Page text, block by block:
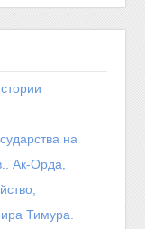
на
Ак-Орда,
Тимура.